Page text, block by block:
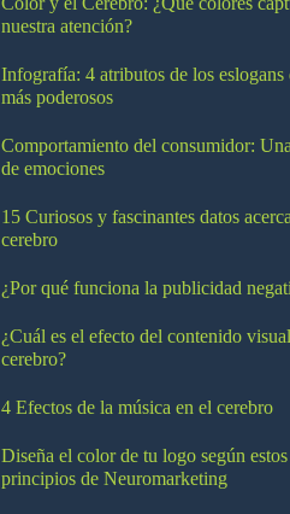
nuestra atención?
Infografía: 4 atributos de los eslogans
más poderosos
Comportamiento del consumidor:
de emociones
15 Curiosos y fascinantes datos
cerebro
¿Por qué funciona la publicidad
¿Cuál es el efecto del contenido
cerebro?
4 Efectos de la música en el cerebro
Diseña el color de tu logo según
principios de Neuromarketing